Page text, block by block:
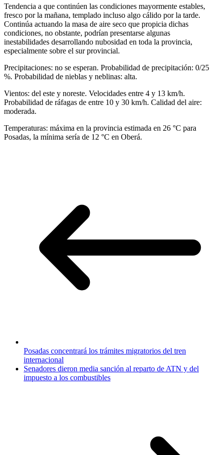
Tendencia a que continúen las condiciones mayormente estables,
fresco por la mañana, templado incluso algo cálido por la tarde.
Continúa actuando la masa de aire seco que propicia dichas
condiciones, no obstante, podrían presentarse algunas
inestabilidades desarrollando nubosidad en toda la provincia,
especialmente sobre el sur provincial.
Precipitaciones: no se esperan. Probabilidad de precipitación: 0/25
%. Probabilidad de nieblas y neblinas: alta.
Vientos: del este y noreste. Velocidades entre 4 y 13 km/h.
Probabilidad de ráfagas de entre 10 y 30 km/h. Calidad del aire:
moderada.
Temperaturas: máxima en la provincia estimada en 26 °C para
Posadas, la mínima sería de 12 °C en Oberá.
Posadas concentrará los trámites migratorios del tren
internacional
Senadores dieron media sanción al reparto de ATN y del
impuesto a los combustibles